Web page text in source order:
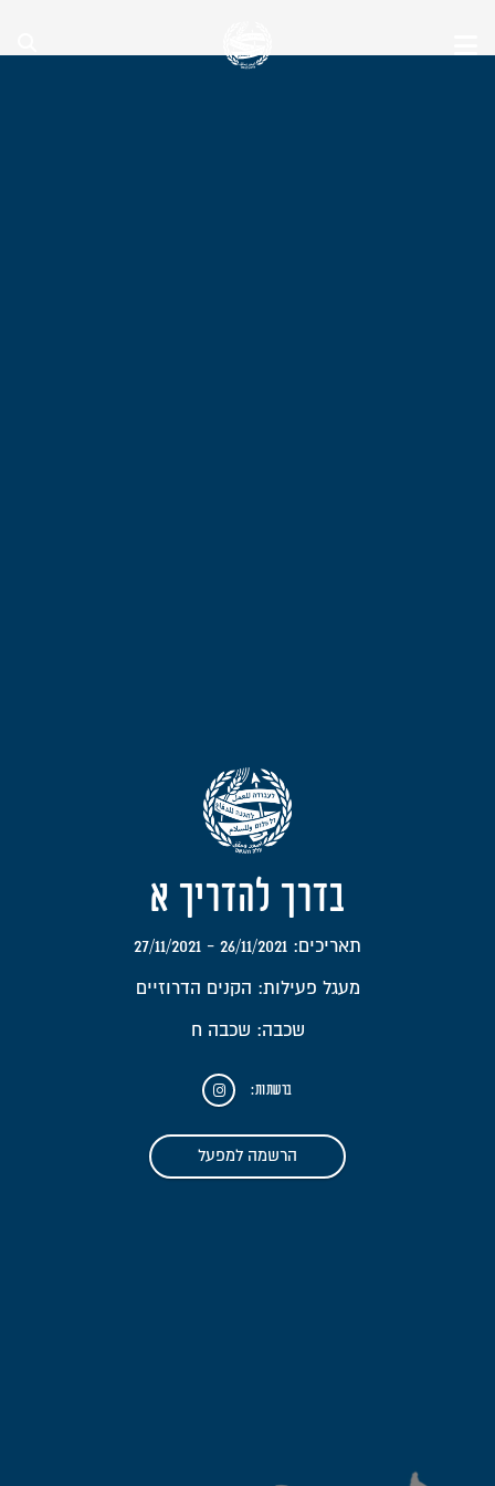
בדרך להדריך א
תאריכים: 26/11/2021 - 27/11/2021
מעגל פעילות: הקנים הדרוזיים
שכבה: שכבה ח
ברשתות:
הרשמה למפעל